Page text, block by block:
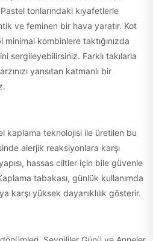
tonlarındaki kıyafetlerle
ve feminen bir hava yaratır. Kot
kombinlere taktığınızda
sergileyebilirsiniz. Farklı takılarla
yansıtan katmanlı bir
kaplama teknolojisi ile üretilen bu
alerjik reaksiyonlara karşı
hassas ciltler için bile güvenle
tabakası, günlük kullanımda
karşı yüksek dayanıklılık gösterir.